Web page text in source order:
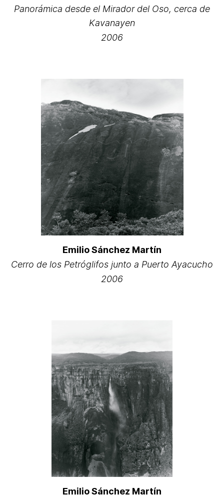
Panorámica desde el Mirador del Oso, cerca de
Kavanayen
2006
Emilio Sánchez Martín
Cerro de los Petróglifos junto a Puerto Ayacucho
2006
Emilio Sánchez Martín